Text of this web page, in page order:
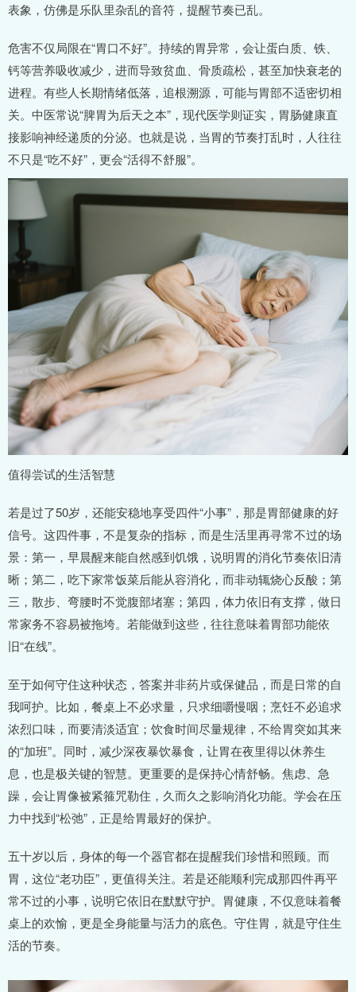
表象，仿佛是乐队里杂乱的音符，提醒节奏已乱。
危害不仅局限在“胃口不好”。持续的胃异常，会让蛋白质、铁、
钙等营养吸收减少，进而导致贫血、骨质疏松，甚至加快衰老的
进程。有些人长期情绪低落，追根溯源，可能与胃部不适密切相
关。中医常说“脾胃为后天之本”，现代医学则证实，胃肠健康直
接影响神经递质的分泌。也就是说，当胃的节奏打乱时，人往往
不只是“吃不好”，更会“活得不舒服”。
值得尝试的生活智慧
若是过了50岁，还能安稳地享受四件“小事”，那是胃部健康的好
信号。这四件事，不是复杂的指标，而是生活里再寻常不过的场
景：第一，早晨醒来能自然感到饥饿，说明胃的消化节奏依旧清
晰；第二，吃下家常饭菜后能从容消化，而非动辄烧心反酸；第
三，散步、弯腰时不觉腹部堵塞；第四，体力依旧有支撑，做日
常家务不容易被拖垮。若能做到这些，往往意味着胃部功能依
旧“在线”。
至于如何守住这种状态，答案并非药片或保健品，而是日常的自
我呵护。比如，餐桌上不必求量，只求细嚼慢咽；烹饪不必追求
浓烈口味，而要清淡适宜；饮食时间尽量规律，不给胃突如其来
的“加班”。同时，减少深夜暴饮暴食，让胃在夜里得以休养生
息，也是极关键的智慧。更重要的是保持心情舒畅。焦虑、急
躁，会让胃像被紧箍咒勒住，久而久之影响消化功能。学会在压
力中找到“松弛”，正是给胃最好的保护。
五十岁以后，身体的每一个器官都在提醒我们珍惜和照顾。而
胃，这位“老功臣”，更值得关注。若是还能顺利完成那四件再平
常不过的小事，说明它依旧在默默守护。胃健康，不仅意味着餐
桌上的欢愉，更是全身能量与活力的底色。守住胃，就是守住生
活的节奏。